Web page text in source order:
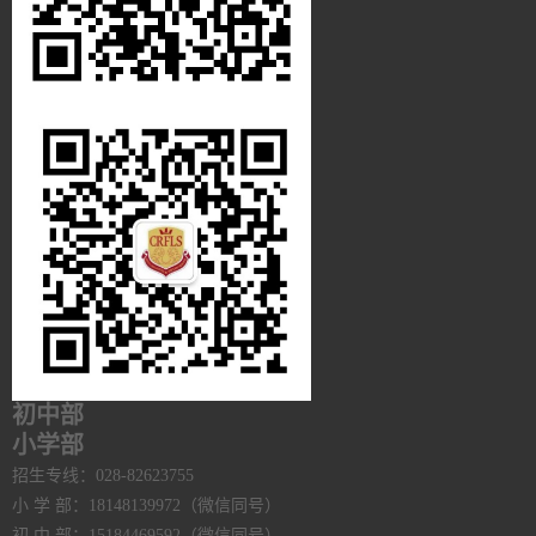
初中部
小学部
招生专线：028-82623755
小 学 部：18148139972（微信同号）